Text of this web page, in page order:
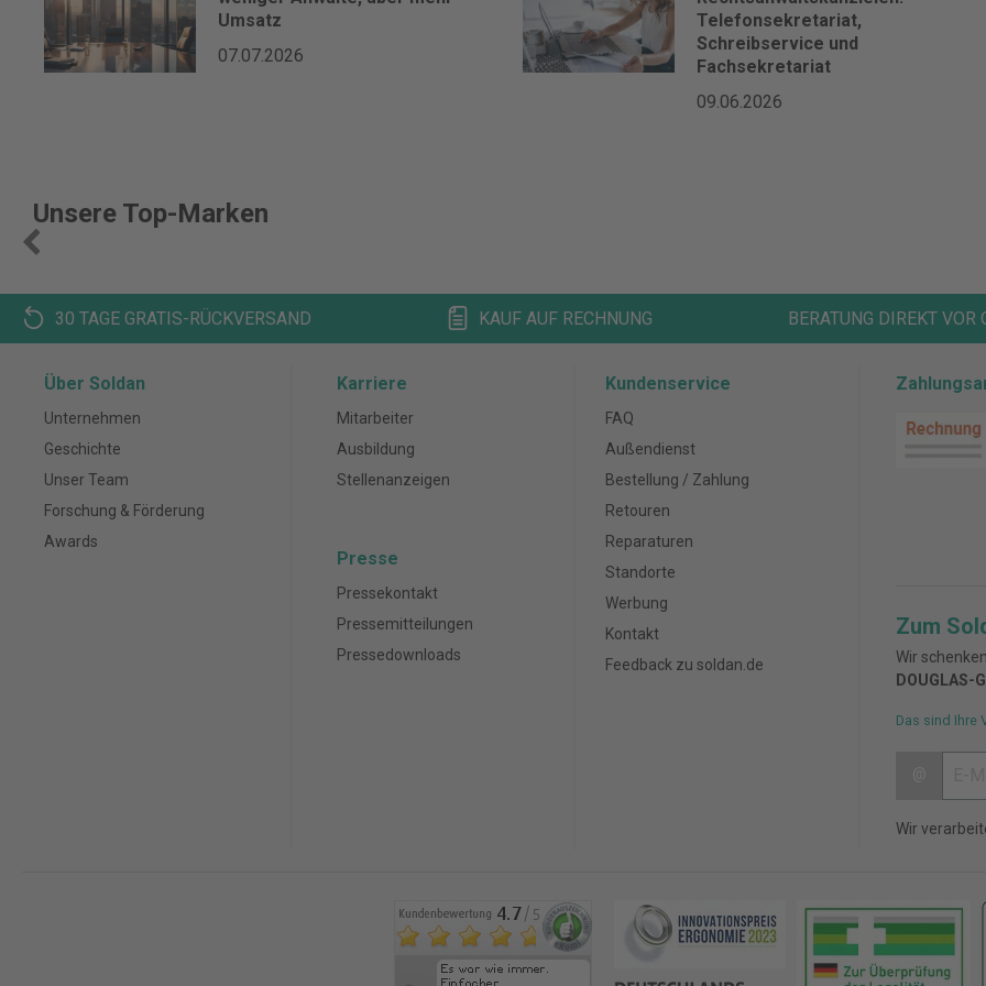
Umsatz
07.07.2026
Telefonsekretariat,
Schreibservice und
Fachsekretariat
09.06.2026
Unsere Top-Marken
30 TAGE GRATIS-RÜCKVERSAND KAUF AUF RECHNUNG BERATUNG DIREKT VOR
Über Soldan
Unternehmen
Geschichte
Unser Team
Forschung & Förderung
Awards
Karriere
Mitarbeiter
Ausbildung
Stellenanzeigen
Presse
Pressekontakt
Pressemitteilungen
Pressedownloads
Kundenservice
FAQ
Außendienst
Bestellung / Zahlung
Retouren
Reparaturen
Standorte
Werbung
Kontakt
Feedback zu soldan.de
Zum
Wir
DOUGLAS-
Das sind Ihre
Wir